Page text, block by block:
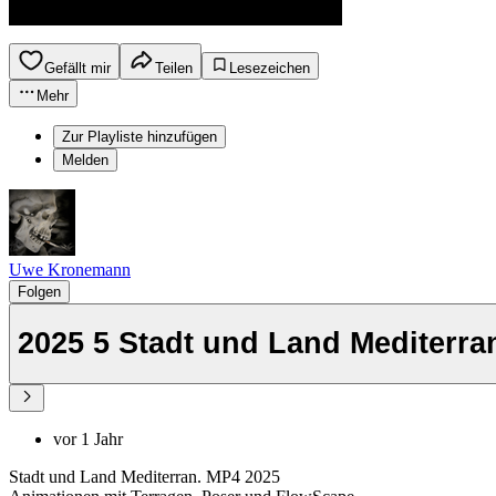
Gefällt mir Teilen
Lesezeichen
Mehr
Zur Playliste hinzufügen
Melden
Uwe Kronemann
Folgen
2025 5 Stadt und Land
vor 1 Jahr
Stadt und Land Mediterran. MP4 2025